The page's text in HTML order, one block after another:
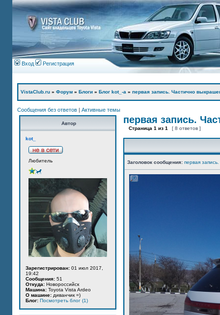
Вход Регистрация
VistaClub.ru » Форум » Блоги » Блог kot_-а » первая запись. Частично
Сообщения без ответов | Активные темы
Автор
kot_
Любитель
Зарегистрирован: 01 июл 2017,
19:42
Сообщения: 51
Откуда: Новороссийск
Машина: Toyota Vista Ardeo
О машине: диванчик =)
Блог: Посмотреть блог (1)
первая запись.
Страница 1 из 1 [ 8 ответов ]
Заголовок сообщения: первая